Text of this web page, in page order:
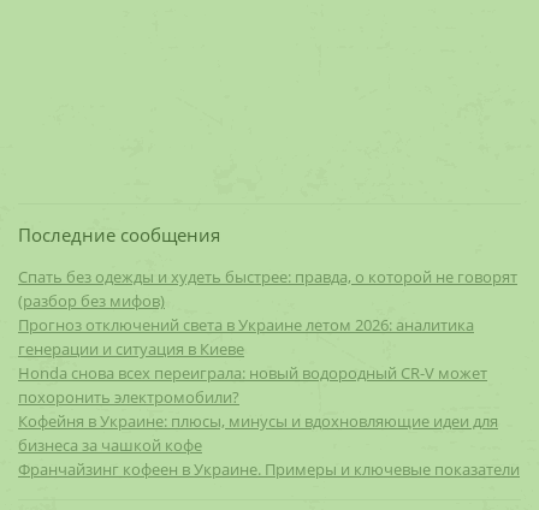
Последние сообщения
Спать без одежды и худеть быстрее: правда, о которой не говорят
(разбор без мифов)
Прогноз отключений света в Украине летом 2026: аналитика
генерации и ситуация в Киеве
Honda снова всех переиграла: новый водородный CR-V может
похоронить электромобили?
Кофейня в Украине: плюсы, минусы и вдохновляющие идеи для
бизнеса за чашкой кофе
Франчайзинг кофеен в Украине. Примеры и ключевые показатели